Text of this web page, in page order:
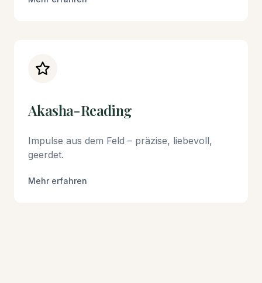
Akasha-Reading
Impulse aus dem Feld – präzise, liebevoll,
geerdet.
Mehr erfahren